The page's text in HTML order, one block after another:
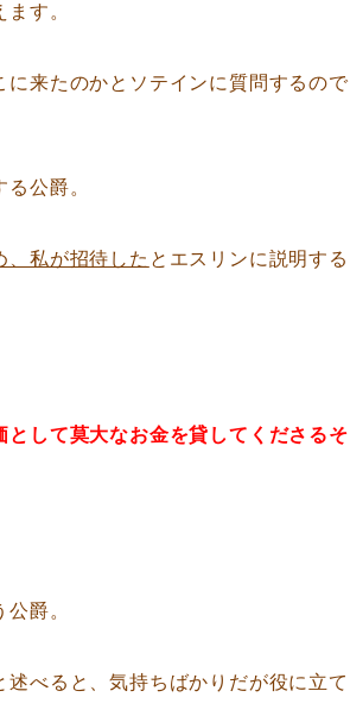
す。
来たのかとソテインに質問するので
公爵。
、私が招待した とエスリンに説明する
として莫大なお金を貸してくださるそ
爵。
べると、気持ちばかりだが役に立て